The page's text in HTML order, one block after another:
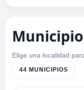
Elige una localidad
44 MUNICIPIOS